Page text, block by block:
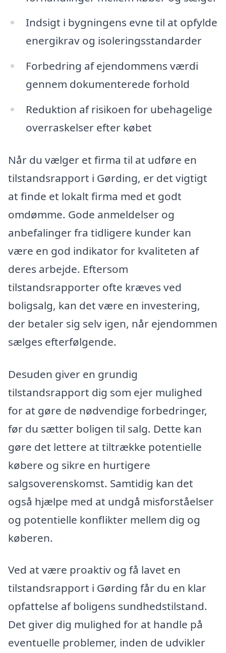
Indsigt i bygningens evne til at opfylde
energikrav og isoleringsstandarder
Forbedring af ejendommens værdi
gennem dokumenterede forhold
Reduktion af risikoen for ubehagelige
overraskelser efter købet
Når du vælger et firma til at udføre en
tilstandsrapport i Gørding, er det vigtigt
at finde et lokalt firma med et godt
omdømme. Gode anmeldelser og
anbefalinger fra tidligere kunder kan
være en god indikator for kvaliteten af
deres arbejde. Eftersom
tilstandsrapporter ofte kræves ved
boligsalg, kan det være en investering,
der betaler sig selv igen, når ejendommen
sælges efterfølgende.
Desuden giver en grundig
tilstandsrapport dig som ejer mulighed
for at gøre de nødvendige forbedringer,
før du sætter boligen til salg. Dette kan
gøre det lettere at tiltrække potentielle
købere og sikre en hurtigere
salgsoverenskomst. Samtidig kan det
også hjælpe med at undgå misforståelser
og potentielle konflikter mellem dig og
køberen.
Ved at være proaktiv og få lavet en
tilstandsrapport i Gørding får du en klar
opfattelse af boligens sundhedstilstand.
Det giver dig mulighed for at handle på
eventuelle problemer, inden de udvikler